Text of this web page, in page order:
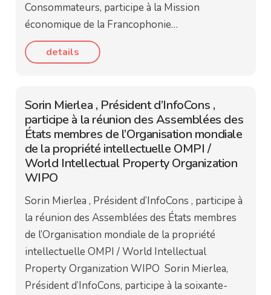
Consommateurs, participe à la Mission
économique de la Francophonie…
details
Sorin Mierlea , Président d’InfoCons ,
participe à la réunion des Assemblées des
États membres de l’Organisation mondiale
de la propriété intellectuelle OMPI /
World Intellectual Property Organization
WIPO
Sorin Mierlea , Président d’InfoCons , participe à
la réunion des Assemblées des États membres
de l’Organisation mondiale de la propriété
intellectuelle OMPI / World Intellectual
Property Organization WIPO Sorin Mierlea,
Président d’InfoCons, participe à la soixante-